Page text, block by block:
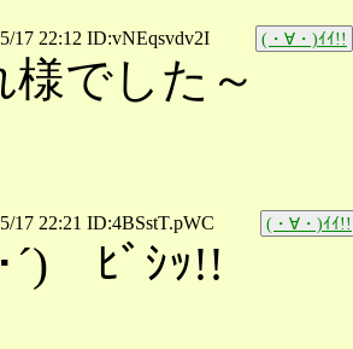
17 22:12 ID:vNEqsvdv2I (・∀・)ｲｲ!!
様でした～
17 22:21 ID:4BSstT.pWC (・∀・)ｲｲ!!
ゞﾋﾞｼｯ!!